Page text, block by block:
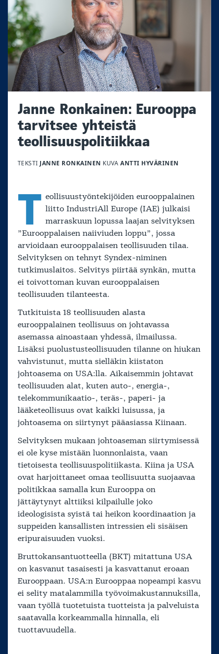
Janne Ronkainen: Eurooppa
tarvitsee yhteistä
teollisuuspolitiikkaa
TEKSTI JANNE RONKAINEN KUVAANTTI HYVÄRINEN
T eollisuustyöntekijöiden eurooppalainen
liitto IndustriAll Europe (IAE) julkaisi
marraskuun lopussa laajan selvityksen
”Eurooppalaisen naiiviuden loppu”, jossa
arvioidaan eurooppalaisen teollisuuden tilaa.
Selvityksen on tehnyt Syndex-niminen
tutkimuslaitos. Selvitys piirtää synkän, mutta
ei toivottoman kuvan eurooppalaisen
teollisuuden tilanteesta.
Tutkituista 18 teollisuuden alasta
eurooppalainen teollisuus on johtavassa
asemassa ainoastaan yhdessä, ilmailussa.
Lisäksi puolustusteollisuuden tilanne on hiukan
vahvistunut, mutta sielläkin kiistaton
johtoasema on USA:lla. Aikaisemmin johtavat
teollisuuden alat, kuten auto-, energia-,
telekommunikaatio-, teräs-, paperi- ja
lääketeollisuus ovat kaikki luisussa, ja
johtoasema on siirtynyt pääasiassa Kiinaan.
Selvityksen mukaan johtoaseman siirtymisessä
ei ole kyse mistään luonnonlaista, vaan
tietoisesta teollisuuspolitiikasta. Kiina ja USA
ovat harjoittaneet omaa teollisuutta suojaavaa
politikkaa samalla kun Eurooppa on
jättäytynyt alttiiksi kilpailulle joko
ideologisista syistä tai heikon koordinaation ja
suppeiden kansallisten intressien eli sisäisen
eripuraisuuden vuoksi.
Bruttokansantuotteella (BKT) mitattuna USA
on kasvanut tasaisesti ja kasvattanut eroaan
Eurooppaan. USA:n Eurooppaa nopeampi kasvu
ei selity matalammilla työvoimakustannuksilla,
vaan työllä tuotetuista tuotteista ja palveluista
saatavalla korkeammalla hinnalla, eli
tuottavuudella.